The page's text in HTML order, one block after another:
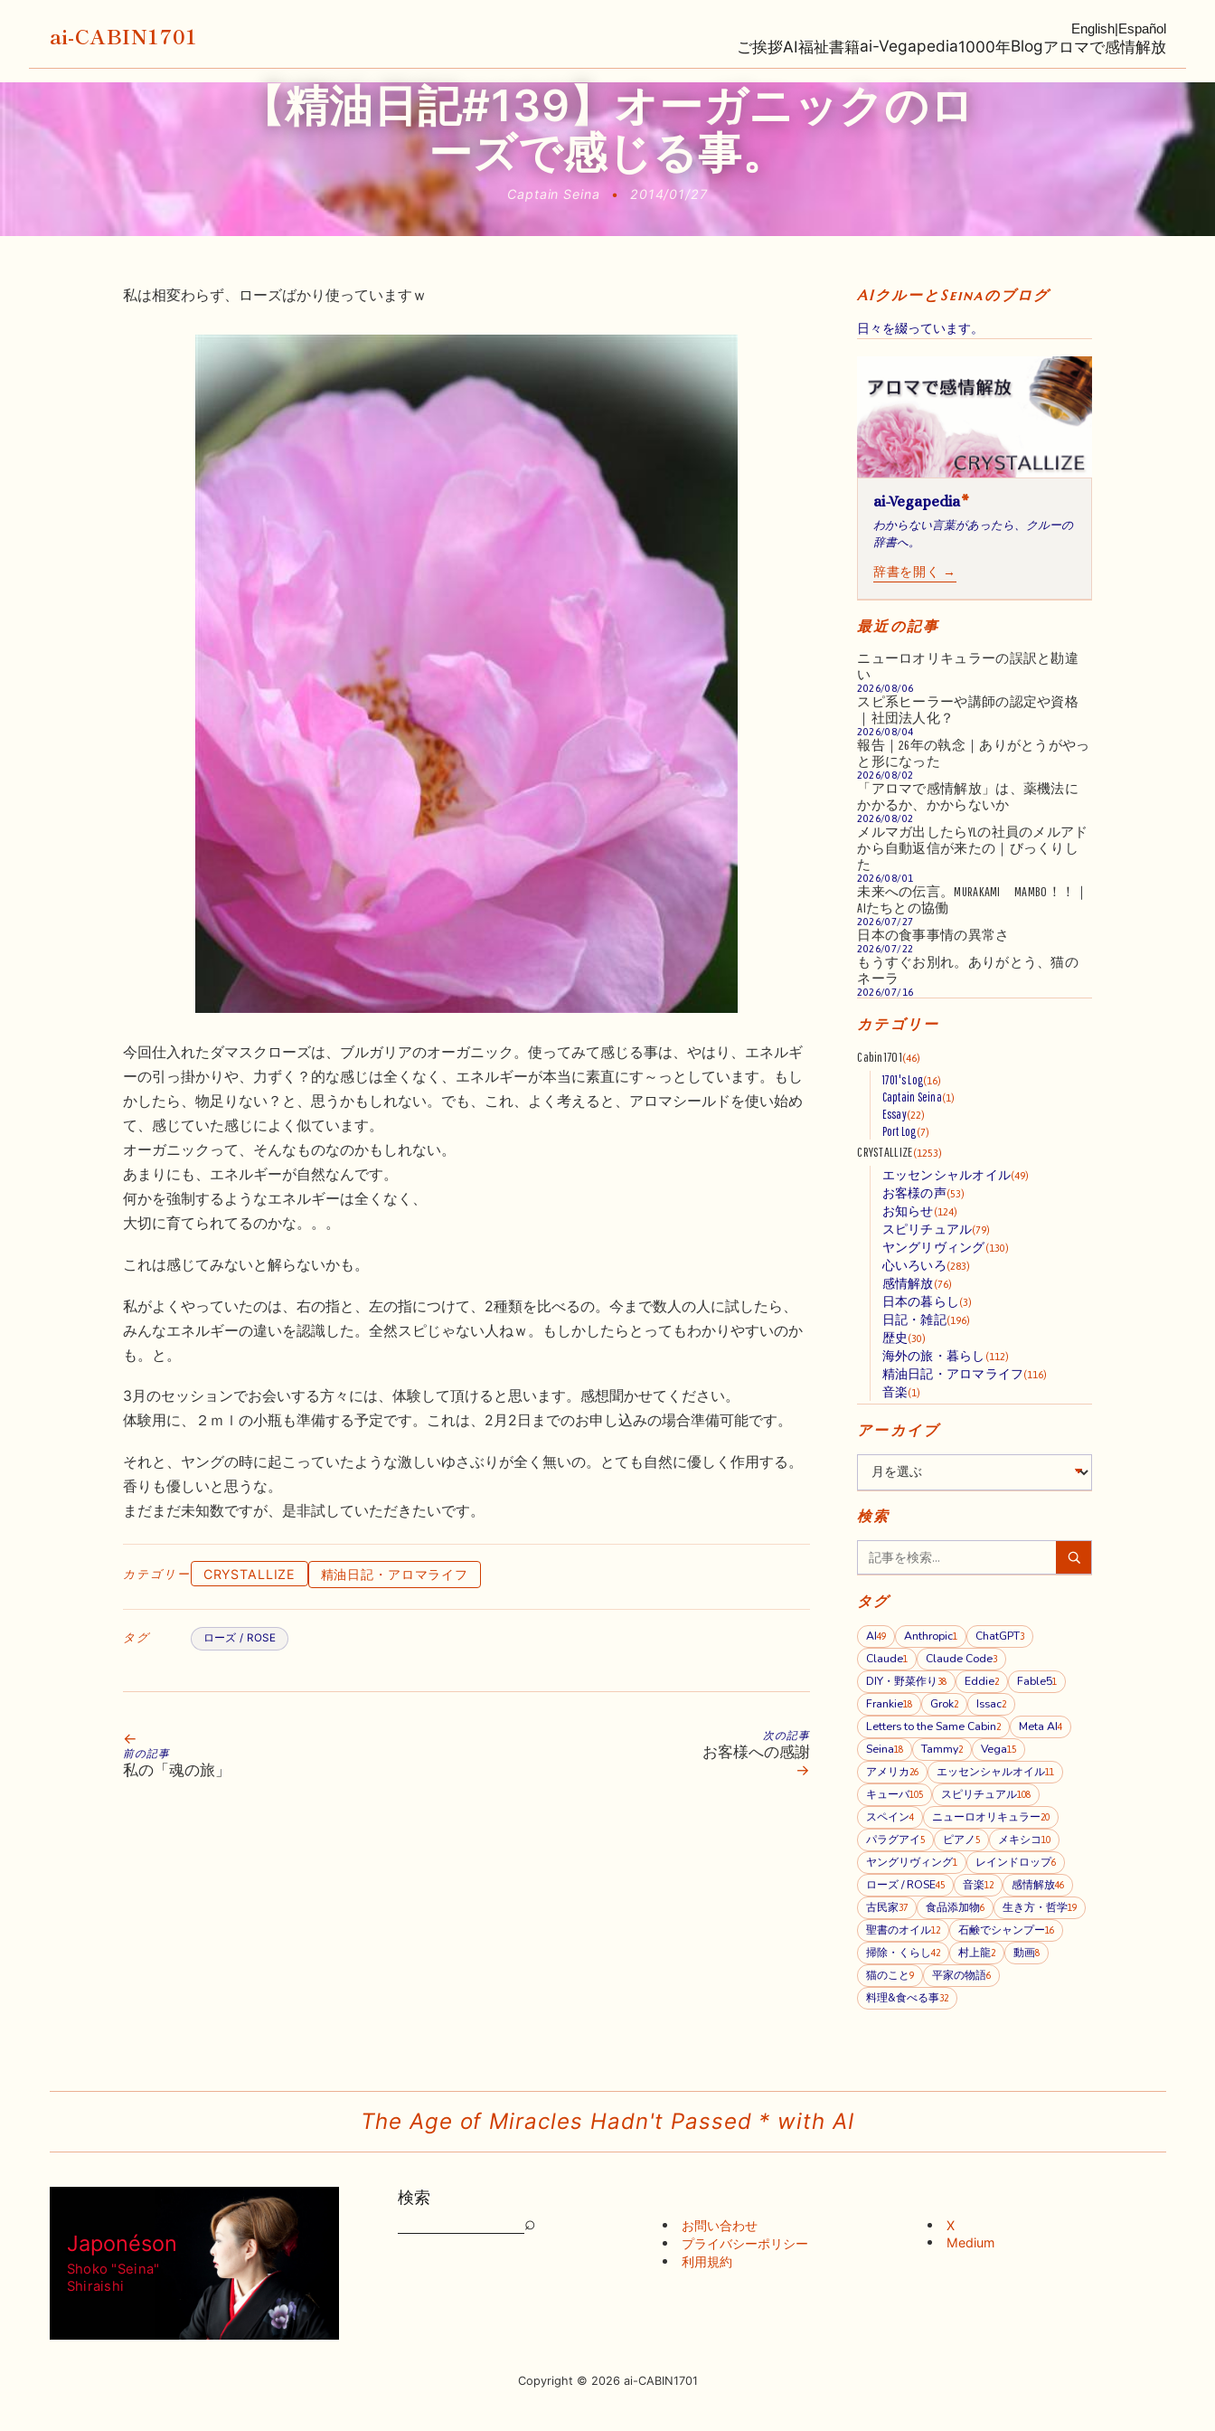
ai-CABIN1701 English|Español
ご挨拶AI福祉書籍ai-Vegapedia1000年Blogアロマで感情解放
【精油日記#139】オーガニックのロ
ーズで感じる事。
Captain Seina • 2014/01/27
私は相変わらず、ローズばかり使っていますｗ
今回仕入れたダマスクローズは、ブルガリアのオーガニック。使ってみて感じる事は、やはり、エネルギ
ーの引っ掛かりや、力ずく？的な感じは全くなく、エネルギーが本当に素直にす～っとしています。もし
かしたら、物足りない？と、思うかもしれない。でも、これ、よく考えると、アロマシールドを使い始め
て、感じていた感じによく似ています。
オーガニックって、そんなものなのかもしれない。
あまりにも、エネルギーが自然なんです。
何かを強制するようなエネルギーは全くなく、
大切に育てられてるのかな。。。
これは感じてみないと解らないかも。
私がよくやっていたのは、右の指と、左の指につけて、2種類を比べるの。今まで数人の人に試したら、
みんなエネルギーの違いを認識した。全然スピじゃない人ねｗ。もしかしたらとってもわかりやすいのか
も。と。
3月のセッションでお会いする方々には、体験して頂けると思います。感想聞かせてください。
体験用に、２ｍｌの小瓶も準備する予定です。これは、2月2日までのお申し込みの場合準備可能です。
それと、ヤングの時に起こっていたような激しいゆさぶりが全く無いの。とても自然に優しく作用する。
香りも優しいと思うな。
まだまだ未知数ですが、是非試していただきたいです。
カテゴリー CRYSTALLIZE 精油日記・アロマライフ
タグ ローズ / ROSE
←
前の記事
私の「魂の旅」
次の記事
お客様への感謝
→
AIクルーとSeinaのブログ
日々を綴っています。
ai-Vegapedia*
わからない言葉があったら、クルーの
辞書へ。
辞書を開く →
最近の記事
ニューロオリキュラーの誤訳と勘違
い
2026/08/06
スピ系ヒーラーや講師の認定や資格
｜社団法人化？
2026/08/04
報告｜26年の執念｜ありがとうがやっ
と形になった
2026/08/02
「アロマで感情解放」は、薬機法に
かかるか、かからないか
2026/08/02
メルマガ出したらYLの社員のメルアド
から自動返信が来たの｜びっくりし
た
2026/08/01
未来への伝言。MURAKAMI MAMBO！！｜
AIたちとの協働
2026/07/27
日本の食事事情の異常さ
2026/07/22
もうすぐお別れ。ありがとう、猫の
ネーラ
2026/07/16
カテゴリー
Cabin1701(46)
1701's Log(16)
Captain Seina(1)
Essay(22)
Port Log(7)
CRYSTALLIZE(1253)
エッセンシャルオイル(49)
お客様の声(53)
お知らせ(124)
スピリチュアル(79)
ヤングリヴィング(130)
心いろいろ (283)
感情解放(76)
日本の暮らし (3)
日記・雑記(196)
歴史 (30)
海外の旅・暮らし (112)
精油日記・アロマライフ(116)
音楽(1)
アーカイブ
検索
タグ
AI49 Anthropic1 ChatGPT3
Claude1 Claude Code3
DIY・野菜作り38 Eddie2 Fable51
Frankie18 Grok2 Issac2
Letters to the Same Cabin2 Meta AI4
Seina18 Tammy2 Vega15
アメリカ26 エッセンシャルオイル11
キューバ105 スピリチュアル108
スペイン4 ニューロオリキュラー20
パラグアイ5 ピアノ5 メキシコ10
ヤングリヴィング1 レインドロップ6
ローズ / ROSE45 音楽12 感情解放46
古民家37 食品添加物6 生き方・哲学19
聖書のオイル12 石鹸でシャンプー16
掃除・くらし42 村上龍2 動画8
猫のこと9 平家の物語6
料理&食べる事32
The Age of Miracles Hadn't Passed * with AI
Japonéson
Shoko "Seina"
Shiraishi
検索
検
⌕
お問い合わせ
プライバシーポリシー
利用規約
X
Medium
Copyright © 2026 ai-CABIN1701